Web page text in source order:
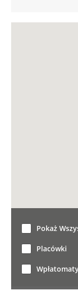
Pokaż
Placówki